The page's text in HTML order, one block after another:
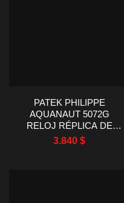
PATEK PHILIPPE
AQUANAUT 5072G
RELOJ RÉPLICA DE
DIAMANTES CVD CON
BISEL REFINADO
3.840 $